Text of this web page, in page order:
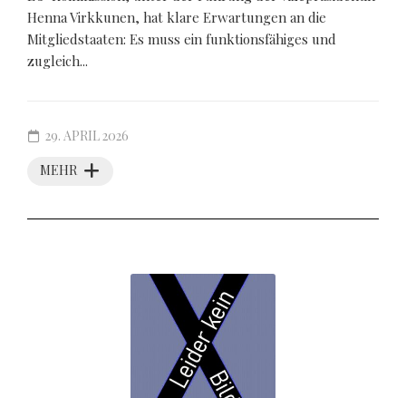
Henna Virkkunen, hat klare Erwartungen an die
Mitgliedstaaten: Es muss ein funktionsfähiges und
zugleich...
MEHR
29. APRIL 2026